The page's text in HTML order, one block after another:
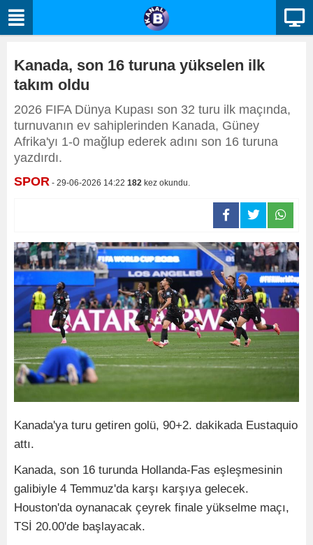
Kanada, son 16 turuna yükselen ilk
takım oldu
2026 FIFA Dünya Kupası son 32 turu ilk maçında,
turnuvanın ev sahiplerinden Kanada, Güney
Afrika'yı 1-0 mağlup ederek adını son 16 turuna
yazdırdı.
SPOR - 29-06-2026 14:22 182 kez okundu.
Kanada'ya turu getiren golü, 90+2. dakikada Eustaquio
attı.
Kanada, son 16 turunda Hollanda-Fas eşleşmesinin
galibiyle 4 Temmuz'da karşı karşıya gelecek.
Houston'da oynanacak çeyrek finale yükselme maçı,
TSİ 20.00'de başlayacak.